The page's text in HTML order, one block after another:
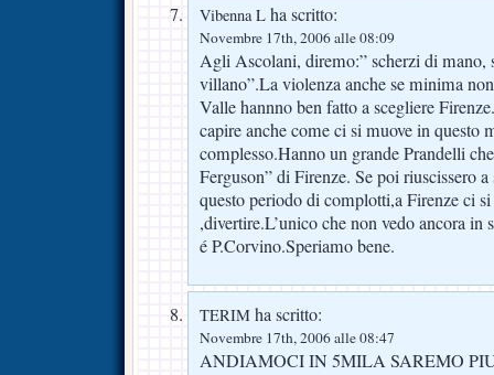
Vibenna L ha scritto:
Novembre 17th, 2006 alle 08:09
Agli Ascolani, diremo:” scherzi di mano,
villano”.La violenza anche se minima
Valle hannno ben fatto a scegliere
capire anche come ci si muove in questo
complesso.Hanno un grande Prandelli
Ferguson” di Firenze. Se poi riuscissero
questo periodo di complotti,a Firenze ci
,divertire.L’unico che non vedo ancora in
é P.Corvino.Speriamo bene.
TERIM ha scritto:
Novembre 17th, 2006 alle 08:47
ANDIAMOCI IN 5MILA SAREMO